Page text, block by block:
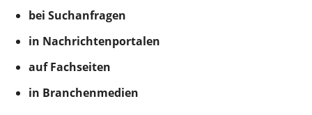
bei Suchanfragen
in Nachrichtenportalen
auf Fachseiten
in Branchenmedien